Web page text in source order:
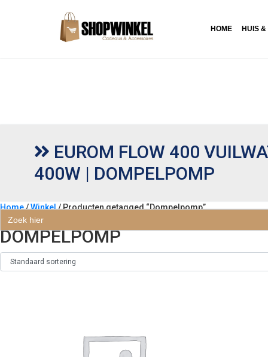
Zoek
naar:
HOME HUIS &
EUROM FLOW 400
400W | DOMPELPOMP
Home/Winkel/ Producten getagged “Dompelpomp”
DOMPELPOMP